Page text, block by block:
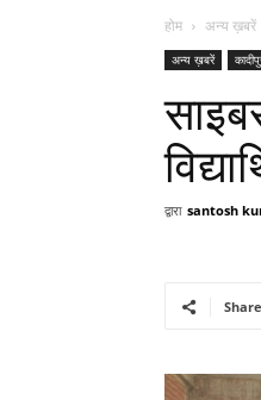
होम अन्य ख़बरें
अन्य ख़बरें
द्वारा santosh
Share